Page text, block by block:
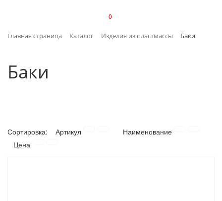
ИНТЕРЬЕР
КАНЦТОВАРЫ
0
Главная страница Каталог Изделия из пластмассы Баки
Баки
Сортировка: Артикул
Наименование
Цена